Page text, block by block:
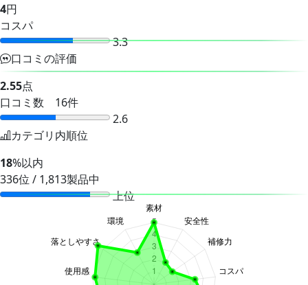
4円
コスパ
3.3
口コミの評価
2.55点
口コミ数 16件
2.6
カテゴリ内順位
18%以内
336位 / 1,813製品中
上位